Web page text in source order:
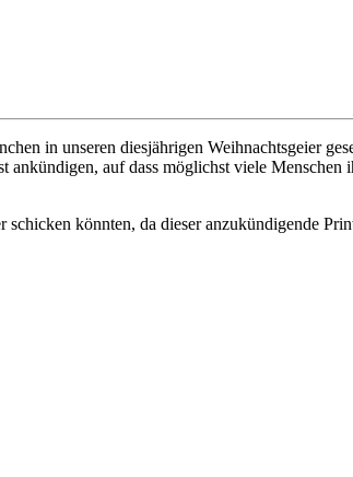
in unseren diesjährigen Weihnachtsgeier
auf dass möglichst viele Menschen
könnten, da dieser anzukündigende